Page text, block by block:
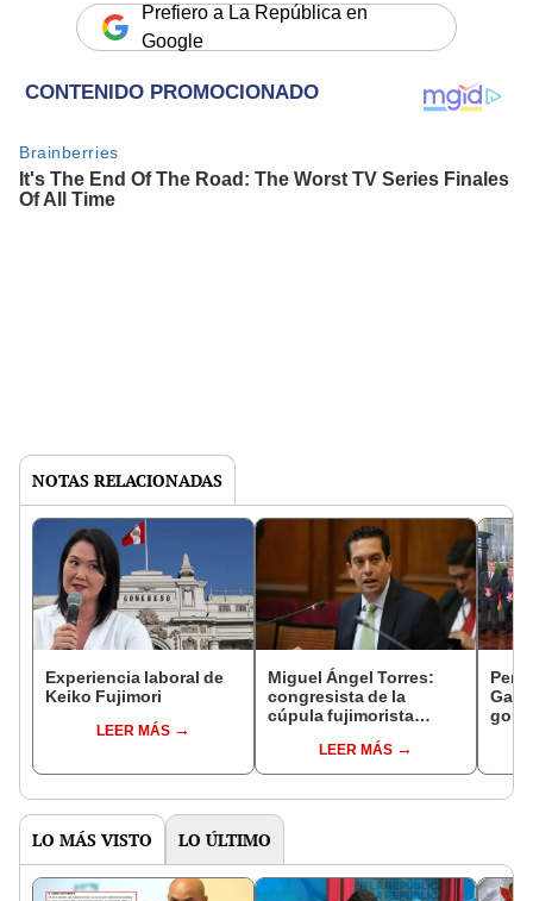
Prefiero a La República en
Google
NOTAS RELACIONADAS
Experiencia laboral de
Keiko Fujimori
LEER MÁS
Miguel Ángel Torres:
congresista de la
cúpula fujimorista
del SenadoLEER MÁS
LO MÁS VISTO LO ÚLTIMO